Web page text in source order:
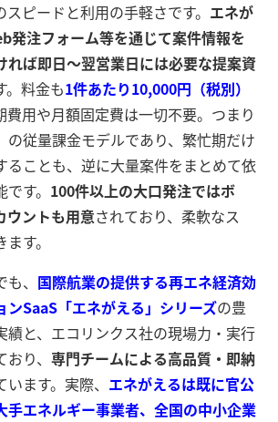
ピードと利用の手軽さです。 エネが
発注フォーム等を通じて案件情報を
れば即日～翌営業日には必要な提案資
。料金も1件あたり10,000円（税別）
費用や月額固定費は一切不要。つまり
の従量課金モデルであり、繁忙期だけ
ることも、逆に大量案件をまとめて依
す。 100件以上の大口発注ではボ
ウントも用意されており、柔軟なス
す。
、 国際航業の提供する再エネ経済効
ンSaaS「エネがえる」シリーズの豊
績と、エコリンクス社の現場力・実行
り、 専門チームによる高品質・即納
ます。実際、 エネがえるは既に官公
手エネルギー事業者、全国の中小企業